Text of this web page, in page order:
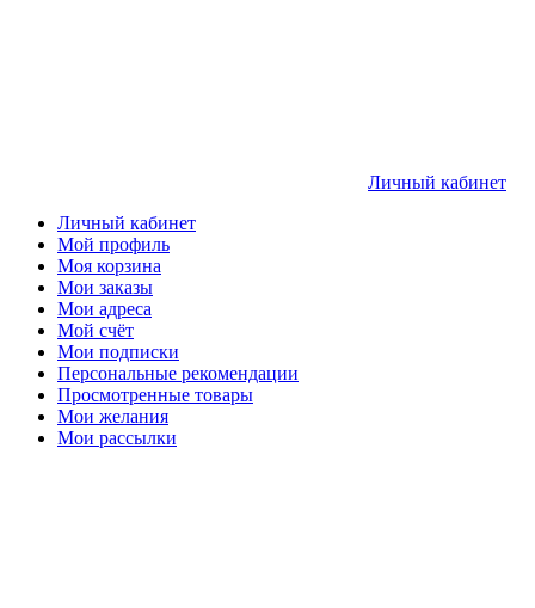
Личный кабинет
Личный кабинет
Мой профиль
Моя корзина
Мои заказы
Мои адреса
Мой счёт
Мои подписки
Персональные рекомендации
Просмотренные товары
Мои желания
Мои рассылки